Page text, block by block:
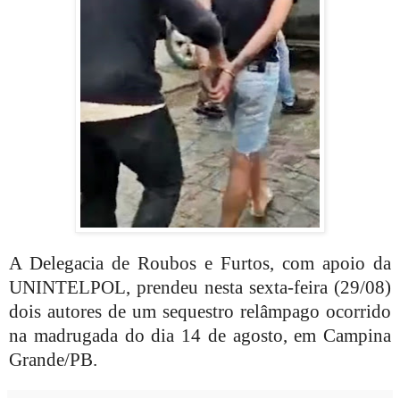
A Delegacia de Roubos e Furtos, com apoio da
UNINTELPOL, prendeu nesta sexta-feira (29/08)
dois autores de um sequestro relâmpago ocorrido
na madrugada do dia 14 de agosto, em Campina
Grande/PB.